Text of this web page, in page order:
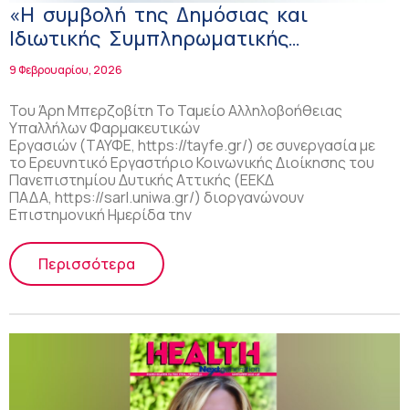
«Η συμβολή της Δημόσιας και
Ιδιωτικής Συμπληρωματικής
Ασφάλισης στην αντιμετώπιση της
Δημογραφικής Κρίσης» – Ημερίδα
ΤΑΥΦΕ
9 Φεβρουαρίου, 2026
Του Άρη Μπερζοβίτη Το Ταμείο Αλληλοβοήθειας
Υπαλλήλων Φαρμακευτικών
Εργασιών (ΤΑΥΦΕ, https://tayfe.gr/) σε συνεργασία με
το Ερευνητικό Εργαστήριο Κοινωνικής Διοίκησης του
Πανεπιστημίου Δυτικής Αττικής (ΕΕΚΔ
ΠΑΔΑ, https://sarl.uniwa.gr/) διοργανώνουν
Επιστημονική Ημερίδα την
Περισσότερα